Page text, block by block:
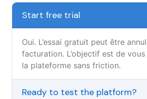
Start free trial
Oui. L’essai gratuit peut être
facturation. L’objectif est de
la plateforme sans friction.
Ready to test the platform?